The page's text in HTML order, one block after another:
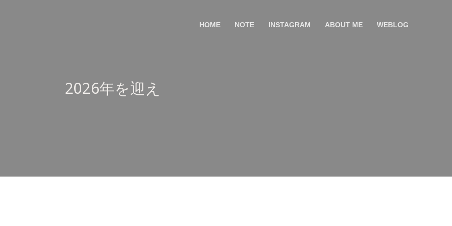
HOME NOTE INSTAGRAM ABOUT ME WEBLOG
2026年を迎え